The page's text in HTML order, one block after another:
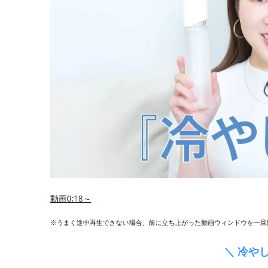
動画0:18～
※うまく途中再生できない場合、前に立ち上がった動画ウィンドウを一旦
＼ 冷や